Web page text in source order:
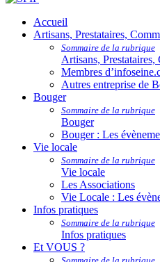
Accueil
Artisans, Prestataires,
Sommaire de la rubrique
Artisans, Prestataires,
Membres
Autres entreprise de
Bouger
Sommaire de la rubrique
Bouger
Bouger : Les
Vie locale
Sommaire de la rubrique
Vie locale
Les Associations
Vie Locale : Les
Infos pratiques
Sommaire de la rubrique
Infos pratiques
Et VOUS ?